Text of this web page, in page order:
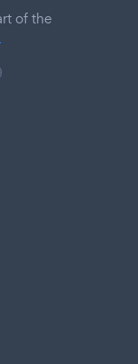
of the